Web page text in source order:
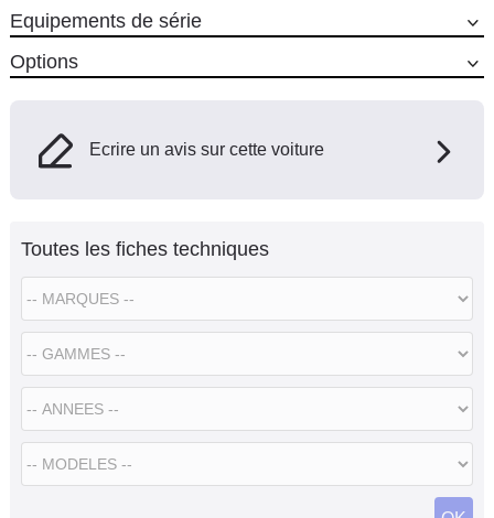
Equipements de série
Options
Ecrire un avis sur cette voiture
Toutes les fiches techniques